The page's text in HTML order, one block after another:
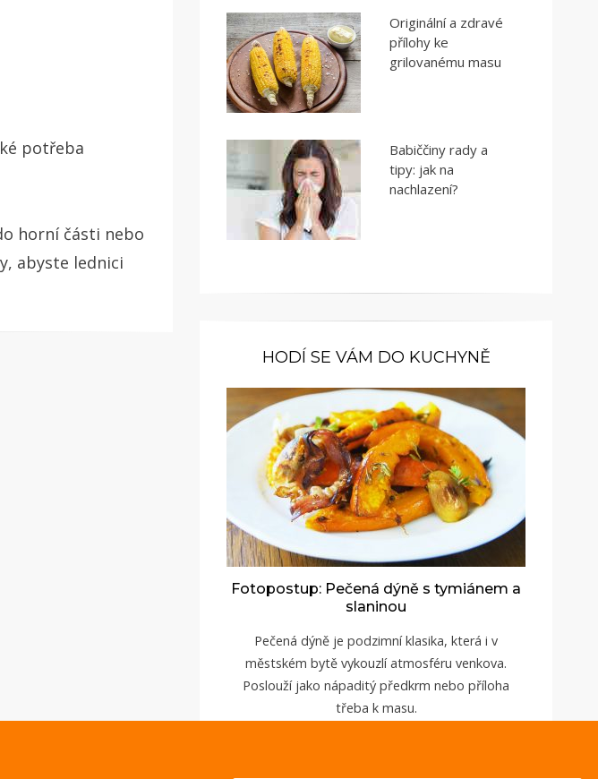
potřeba
horní části nebo
abyste lednici
Originální a zdravé
přílohy ke
grilovanému masu
Babiččiny rady a
tipy: jak na
nachlazení?
HODÍ SE VÁM DO KUCHYNĚ
Fotopostup: Pečená dýně s tymiánem a
slaninou
Pečená dýně je podzimní klasika, která i v
městském bytě vykouzlí atmosféru venkova.
Poslouží jako nápaditý předkrm nebo příloha
třeba k masu.